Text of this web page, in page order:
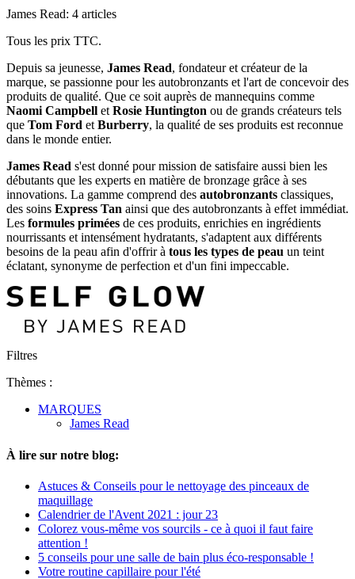
James Read: 4 articles
Tous les prix TTC.
Depuis sa jeunesse, James Read, fondateur et créateur de la
marque, se passionne pour les autobronzants et l'art de concevoir des
produits de qualité. Que ce soit auprès de mannequins comme
Naomi Campbell etRosie Huntington ou de grands créateurs tels
que Tom Ford etBurberry, la qualité de ses produits est reconnue
dans le monde entier.
James Read s'est donné pour mission de satisfaire aussi bien les
débutants que les experts en matière de bronzage grâce à ses
innovations. La gamme comprend des autobronzants classiques,
des soins Express Tan ainsi que des autobronzants à effet immédiat.
Les formules primées de ces produits, enrichies en ingrédients
nourrissants et intensément hydratants, s'adaptent aux différents
besoins de la peau afin d'offrir à tous les types de peau un teint
éclatant, synonyme de perfection et d'un fini impeccable.
Filtres
Thèmes :
MARQUES
James Read
À lire sur notre blog:
Astuces & Conseils pour le nettoyage des pinceaux de
maquillage
Calendrier de l'Avent 2021 : jour 23
Colorez vous-même vos sourcils - ce à quoi il faut faire
attention !
5 conseils pour une salle de bain plus éco-responsable !
Votre routine capillaire pour l'été